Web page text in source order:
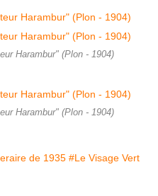
Harambur" (Plon - 1904)
Harambur" (Plon - 1904)
de 1935 #Le Visage Vert